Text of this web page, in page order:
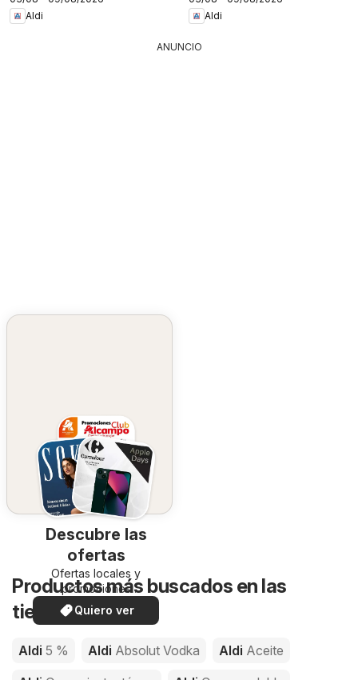
Aldi
Aldi
ANUNCIO
Descubre las
ofertas
Ofertas locales y
promociones
especiales.
Quiero ver
Productos más buscados en las
tiendas de Aldi
Aldi 5 % Aldi Absolut Vodka Aldi Aceite